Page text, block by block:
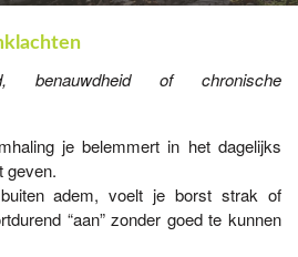
benauwdheid of chronische
je belemmert in het dagelijks
geven.
adem, voelt je borst strak of
“aan” zonder goed te kunnen